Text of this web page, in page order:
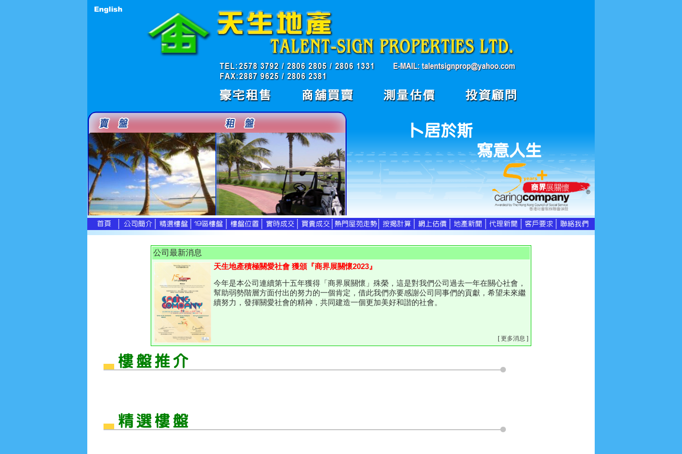
公司最新消息
天生地產積極關愛社會 獲頒『商界展關懷2023』
今年是本公司連續第十五年獲得「商界展關懷」殊榮，這是對我們公司過去一年在關心社會，
幫助弱勢階層方面付出的努力的一個肯定，借此我們亦要感謝公司同事們的貢獻，希望未來繼
續努力，發揮關愛社會的精神，共同建造一個更加美好和諧的社會。
[更多消息 ]